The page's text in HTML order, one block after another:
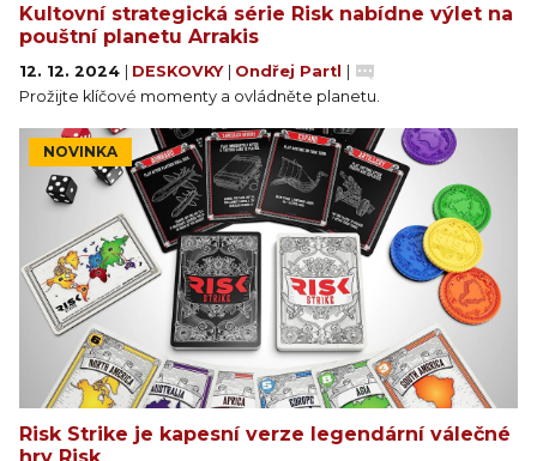
Kultovní strategická série Risk nabídne výlet na
pouštní planetu Arrakis
12. 12. 2024 DESKOVKY Ondřej Partl
Prožijte klíčové momenty a ovládněte planetu.
NOVINKA
Risk Strike je kapesní verze legendární válečné